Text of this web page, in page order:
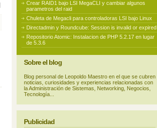
Crear RAID1 bajo LSI MegaCLI y cambiar algunos
parametros del raid
Chuleta de Megacli para controladoras LSI bajo Linux
Directadmin y Roundcube: Session is invalid or expired
Repositorio Atomic: Instalacion de PHP 5.2.17 en lugar
de 5.3.6
Sobre el blog
Blog personal de Leopoldo Maestro en el que se cubren
noticias, curiosidades y experiencias relacionadas con
la Administración de Sistemas, Networking, Negocios,
Tecnología...
Publicidad